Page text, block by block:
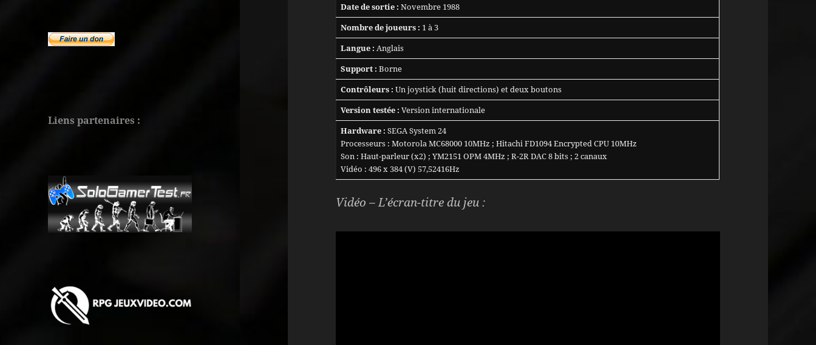
Liens partenaires :
Date de sortie : Novembre 1988
Nombre de joueurs : 1 à 3
Langue : Anglais
Support : Borne
Contrôleurs : Un joystick (huit directions) et deux boutons
Version testée : Version internationale
Hardware : SEGA System 24
Processeurs : Motorola MC68000 10MHz ; Hitachi FD1094 Encrypted CPU 10MHz
Son : Haut-parleur (x2) ; YM2151 OPM 4MHz ; R-2R DAC 8 bits ; 2 canaux
Vidéo : 496 x 384 (V) 57,52416Hz
Vidéo – L’écran-titre du jeu :